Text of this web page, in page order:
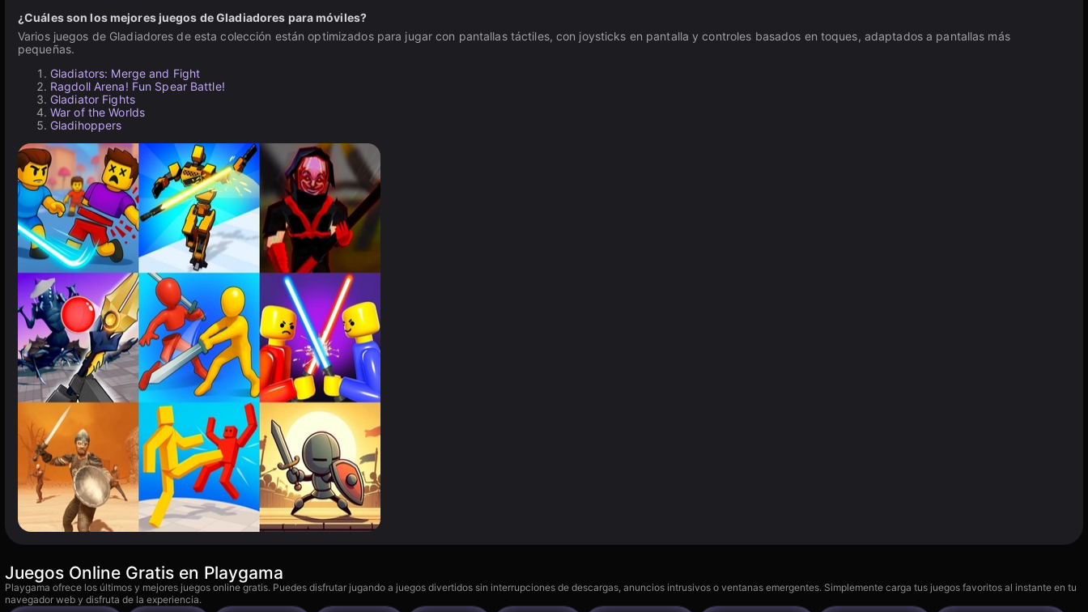
¿Cuáles son los mejores juegos de Gladiadores para móviles?
Varios juegos de Gladiadores de esta colección están optimizados para jugar con pantallas táctiles, con joysticks en pantalla y controles basados en toques, adaptados a pantallas más
pequeñas.
Gladiators: Merge and Fight
Ragdoll Arena! Fun Spear Battle!
Gladiator Fights
War of the Worlds
Gladihoppers
Juegos Online Gratis en Playgama
Playgama ofrece los últimos y mejores juegos online gratis. Puedes disfrutar jugando a juegos divertidos sin interrupciones de descargas, anuncios intrusivos o ventanas emergentes. Simplemente carga tus juegos favoritos al instante en tu
navegador web y disfruta de la experiencia.